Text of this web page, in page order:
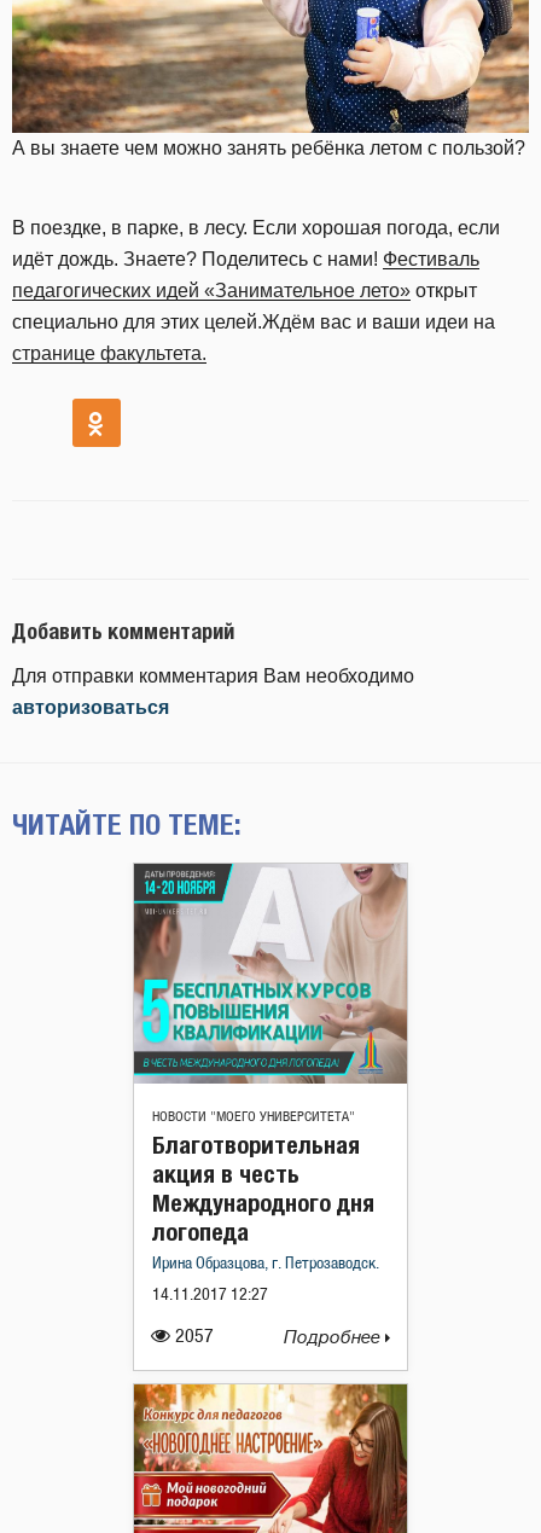
А вы знаете чем можно занять ребёнка летом с пользой?
В поездке, в парке, в лесу. Если хорошая погода, если
идёт дождь. Знаете? Поделитесь с нами! Фестиваль
педагогических идей «Занимательное лето» открыт
специально для этих целей.Ждём вас и ваши идеи на
странице факультета.
Добавить комментарий
Для отправки комментария Вам необходимо
авторизоваться
ЧИТАЙТЕ ПО ТЕМЕ:
НОВОСТИ "МОЕГО УНИВЕРСИТЕТА"
2057
Благотворительная
акция в честь
Международного дня
логопеда
Ирина Образцова, г. Петрозаводск.
14.11.2017 12:27
Подробнее